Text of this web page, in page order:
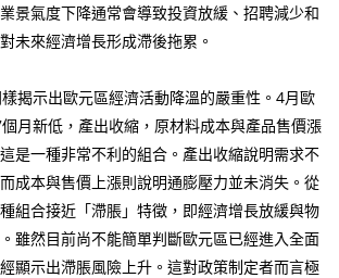
景氣度下降通常會導致投資放緩、招聘減少和
未來經濟增長形成滯後拖累。
揭示出歐元區經濟活動降溫的嚴重性。4月歐
月新低，產出收縮，原材料成本與產品售價漲
是一種非常不利的組合。產出收縮說明需求不
成本與售價上漲則說明通膨壓力並未消失。從
組合接近「滯脹」特徵，即經濟增長放緩與物
雖然目前尚不能簡單判斷歐元區已經進入全面
顯示出滯脹風險上升。這對政策制定者而言極